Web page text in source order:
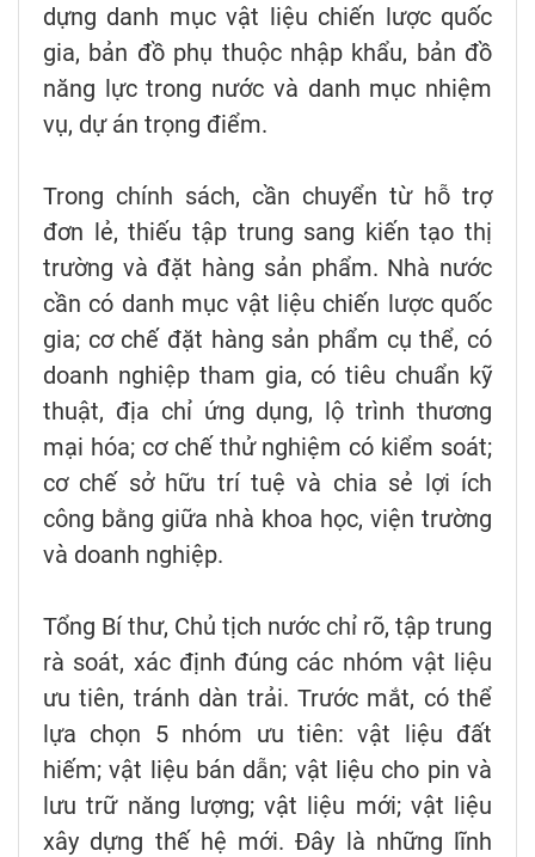
dựng danh mục vật liệu chiến lược quốc
gia, bản đồ phụ thuộc nhập khẩu, bản đồ
năng lực trong nước và danh mục nhiệm
vụ, dự án trọng điểm.
Trong chính sách, cần chuyển từ hỗ trợ
đơn lẻ, thiếu tập trung sang kiến tạo thị
trường và đặt hàng sản phẩm. Nhà nước
cần có danh mục vật liệu chiến lược quốc
gia; cơ chế đặt hàng sản phẩm cụ thể, có
doanh nghiệp tham gia, có tiêu chuẩn kỹ
thuật, địa chỉ ứng dụng, lộ trình thương
mại hóa; cơ chế thử nghiệm có kiểm soát;
cơ chế sở hữu trí tuệ và chia sẻ lợi ích
công bằng giữa nhà khoa học, viện trường
và doanh nghiệp.
Tổng Bí thư, Chủ tịch nước chỉ rõ, tập trung
rà soát, xác định đúng các nhóm vật liệu
ưu tiên, tránh dàn trải. Trước mắt, có thể
lựa chọn 5 nhóm ưu tiên: vật liệu đất
hiếm; vật liệu bán dẫn; vật liệu cho pin và
lưu trữ năng lượng; vật liệu mới; vật liệu
xây dựng thế hệ mới. Đây là những lĩnh